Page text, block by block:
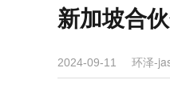
新加坡合
2024-09-11 环泽-